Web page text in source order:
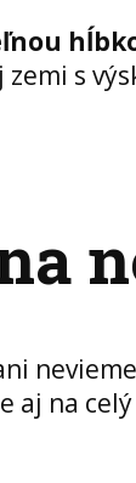
s
aj na